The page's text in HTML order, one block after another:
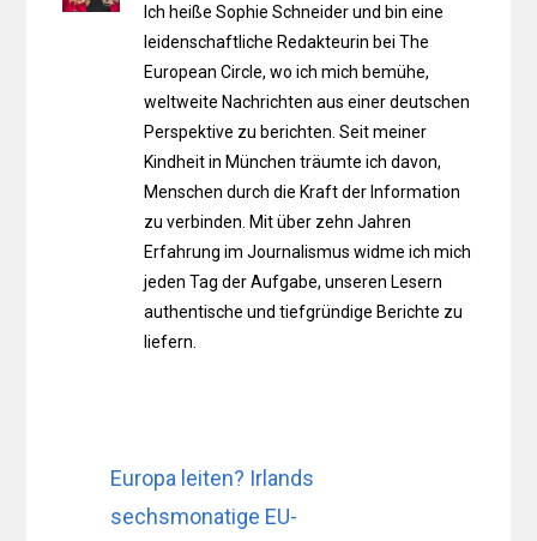
Ich heiße Sophie Schneider und bin eine
leidenschaftliche Redakteurin bei The
European Circle, wo ich mich bemühe,
weltweite Nachrichten aus einer deutschen
Perspektive zu berichten. Seit meiner
Kindheit in München träumte ich davon,
Menschen durch die Kraft der Information
zu verbinden. Mit über zehn Jahren
Erfahrung im Journalismus widme ich mich
jeden Tag der Aufgabe, unseren Lesern
authentische und tiefgründige Berichte zu
liefern.
Europa leiten? Irlands
sechsmonatige EU-